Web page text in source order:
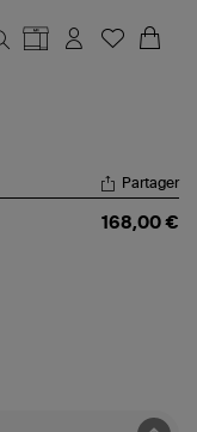
Partager
168,00 €